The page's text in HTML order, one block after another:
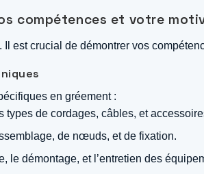
compétences et votre
est crucial de démontrer vos
en gréement :
types de cordages, câbles, et
de nœuds, et de fixation.
le démontage, et l’entretien des